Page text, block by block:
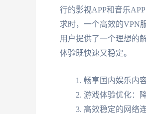
行的影视APP和音乐
求时，一个高效的VPN
用户提供了一个理想的
体验既快速又稳定。
畅享国内娱乐内
游戏体验优化：
高效稳定的网络